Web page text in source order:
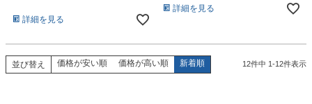
詳細を見る
詳細を見る
並び替え 価格が安い順 価格が高い順 新着順 12件中 1-12件表示